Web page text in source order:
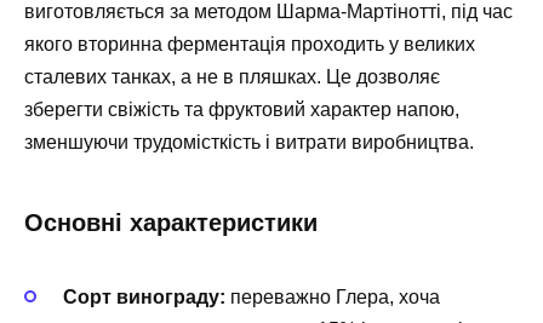
виготовляється за методом Шарма-Мартінотті, під час
якого вторинна ферментація проходить у великих
сталевих танках, а не в пляшках. Це дозволяє
зберегти свіжість та фруктовий характер напою,
зменшуючи трудомісткість і витрати виробництва.
Основні характеристики
Сорт винограду: переважно Глера, хоча